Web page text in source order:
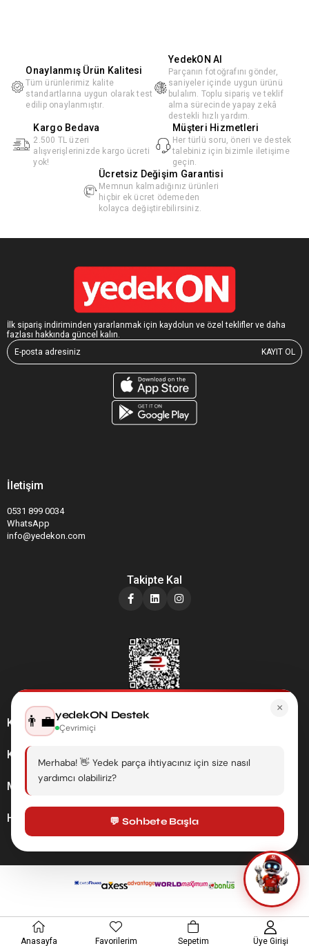
Onaylanmış Ürün Kalitesi
Tüm ürünlerimiz kalite
standartlarına uygun olarak test
edilip onaylanmıştır.
YedekON AI
Parçanın fotoğrafını gönder,
saniyeler içinde uygun ürünü
bulalım. Toplu sipariş ve teklif
alma sürecinde yapay zekâ
destekli hızlı yardım.
Kargo Bedava
2.500 TL üzeri
alışverişlerinizde kargo ücreti
yok!
Müşteri Hizmetleri
Her türlü soru, öneri ve destek
talebiniz için bizimle iletişime
geçin.
Ücretsiz Değişim Garantisi
Memnun kalmadığınız ürünleri
hiçbir ek ücret ödemeden
kolayca değiştirebilirsiniz.
İlk sipariş indiriminden yararlanmak için kaydolun ve özel teklifler ve daha
fazlası hakkında güncel kalın.
KAYIT OL
İletişim
0531 899 0034
WhatsApp
info@yedekon.com
Takipte Kal
Kategoriler
Kurumsal
Müşteri Hizmetleri
Hesabım
×
👨‍💼yedekON Destek
Çevrimiçi
Merhaba! 👋 Yedek parça ihtiyacınız için size nasıl
yardımcı olabiliriz?
💬 Sohbete Başla
Anasayfa Favorilerim Sepetim Üye Girişi